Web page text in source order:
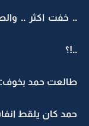
.. خفت اكثر ..
..!؟
طالعت حمد
حمد كان يلقط